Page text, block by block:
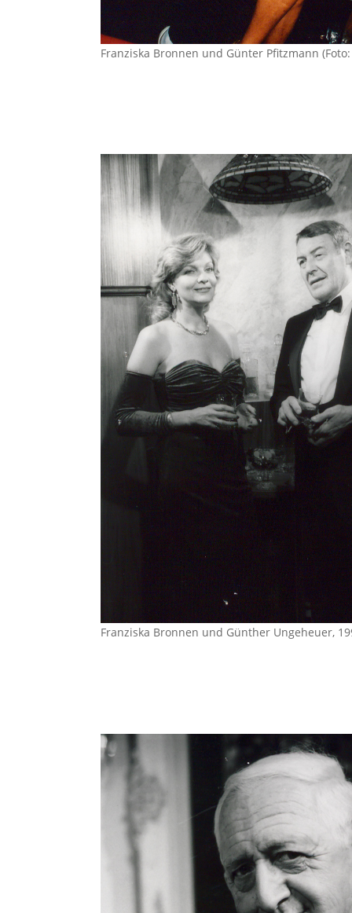
Franziska Bronnen und Günter Pfitzmann
Franziska Bronnen und Günther Ungeheuer,